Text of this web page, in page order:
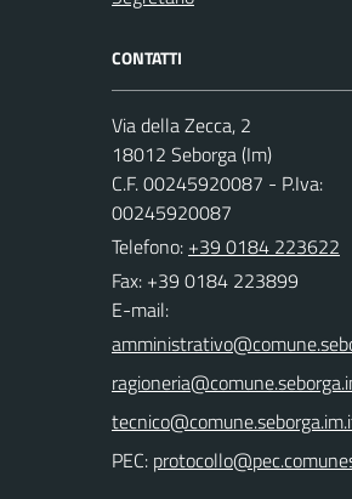
CONTATTI
Via della Zecca, 2
18012 Seborga (Im)
C.F. 00245920087 - P.Iva:
00245920087
Telefono: +39 0184 223622
Fax: +39 0184 223899
E-mail:
PEC: